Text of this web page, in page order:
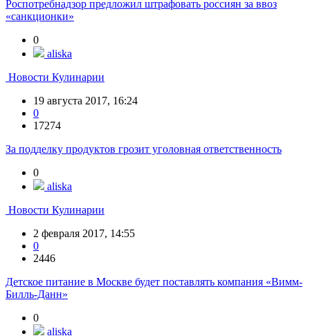
Роспотребнадзор предложил штрафовать россиян за ввоз
«санкционки»
0
aliska
Новости Кулинарии
19 августа 2017, 16:24
0
17274
За подделку продуктов грозит уголовная ответственность
0
aliska
Новости Кулинарии
2 февраля 2017, 14:55
0
2446
Детское питание в Москве будет поставлять компания «Вимм-
Билль-Данн»
0
aliska